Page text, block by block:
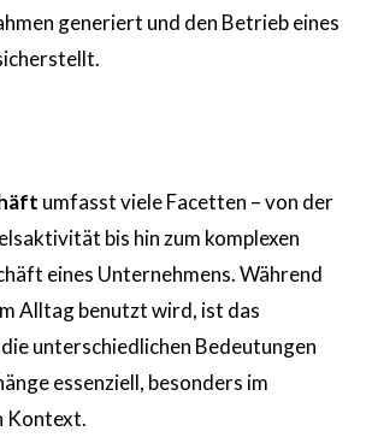
generiert und den Betrieb eines
umfasst viele Facetten – von der
bis hin zum komplexen
eines Unternehmens. Während
Alltag benutzt wird, ist das
unterschiedlichen Bedeutungen
essenziell, besonders im
Kontext.